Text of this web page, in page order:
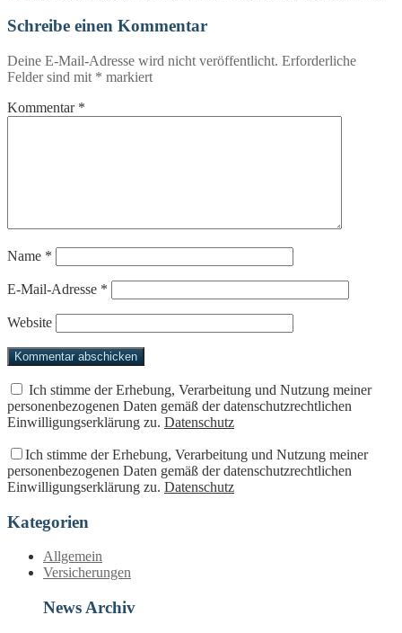
Schreibe einen Kommentar
Deine E-Mail-Adresse wird nicht veröffentlicht. Erforderliche
Felder sind mit * markiert
Kommentar *
Name *
E-Mail-Adresse *
Website
Ich stimme der Erhebung, Verarbeitung und Nutzung meiner
personenbezogenen Daten gemäß der datenschutzrechtlichen
Einwilligungserklärung zu. Datenschutz
Ich stimme der Erhebung, Verarbeitung und Nutzung meiner
personenbezogenen Daten gemäß der datenschutzrechtlichen
Einwilligungserklärung zu. Datenschutz
Kategorien
Allgemein
Versicherungen
News Archiv